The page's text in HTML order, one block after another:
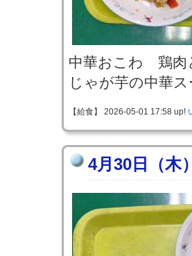
中華おこわ 鶏肉
じゃが芋の中華
【給食】 2026-05-01 17:58 up!
4月30日（木